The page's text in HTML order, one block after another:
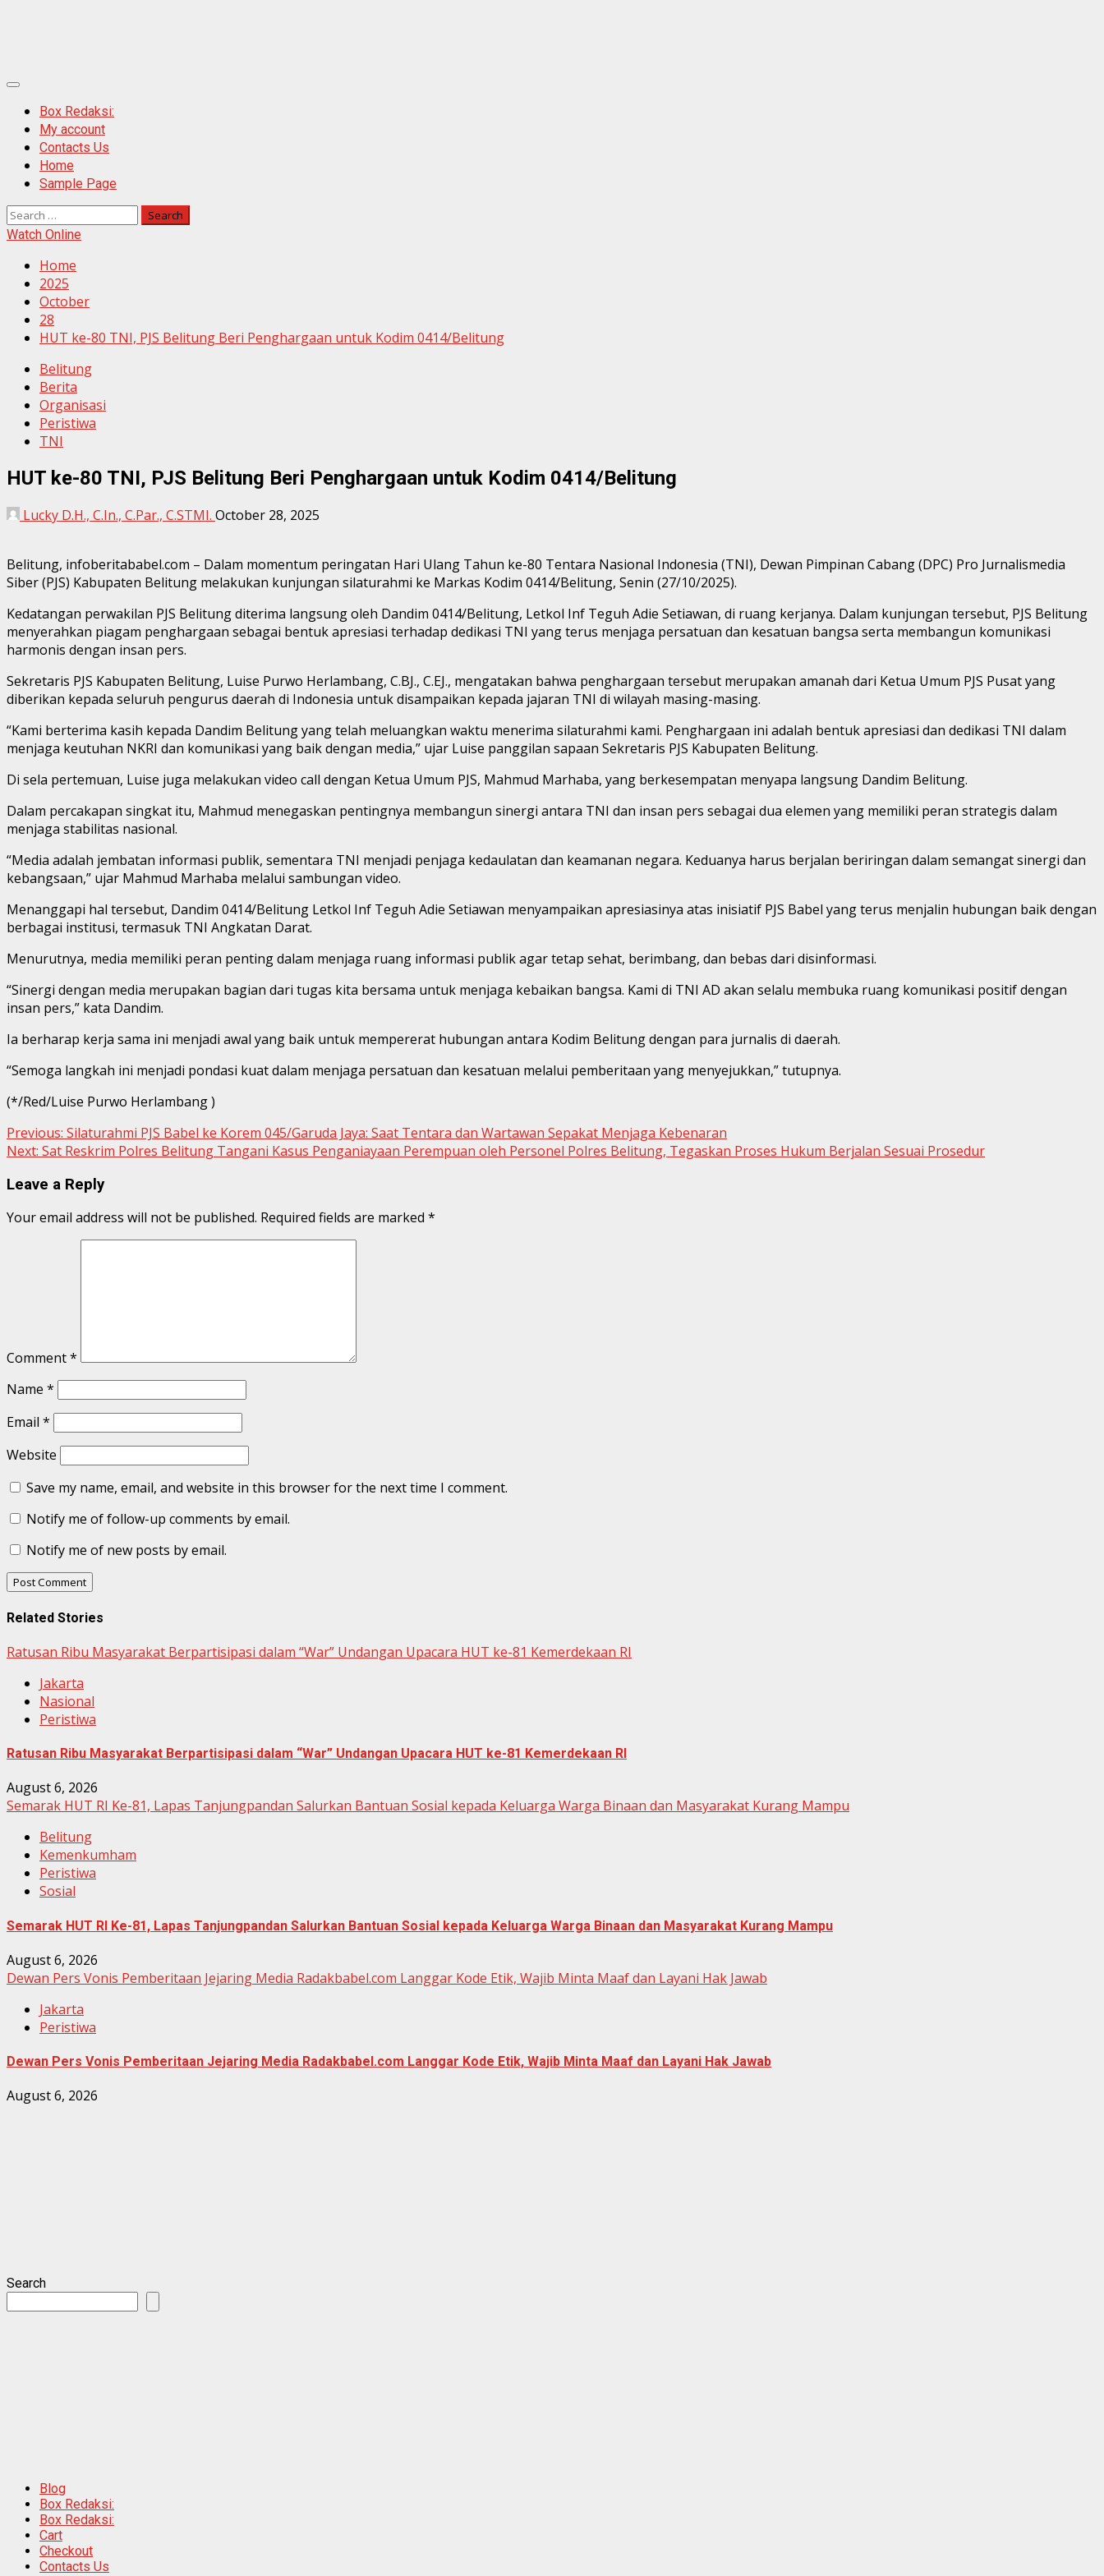
Primary
MenuBox Redaksi:
My account
Contacts Us
Home
Sample Page
Search
for:
Watch Online
Home
2025
October
28
HUT ke-80 TNI, PJS Belitung Beri Penghargaan untuk Kodim 0414/Belitung
Belitung
Berita
Organisasi
Peristiwa
TNI
HUT ke-80 TNI, PJS Belitung Beri Penghargaan untuk Kodim 0414/Belitung
Lucky D.H., C.In., C.Par., C.STMI. October 28, 2025
Belitung, infoberitababel.com – Dalam momentum peringatan Hari Ulang Tahun ke-80 Tentara Nasional Indonesia (TNI), Dewan Pimpinan Cabang (DPC) Pro Jurnalismedia
Siber (PJS) Kabupaten Belitung melakukan kunjungan silaturahmi ke Markas Kodim 0414/Belitung, Senin (27/10/2025).
Kedatangan perwakilan PJS Belitung diterima langsung oleh Dandim 0414/Belitung, Letkol Inf Teguh Adie Setiawan, di ruang kerjanya. Dalam kunjungan tersebut, PJS Belitung
menyerahkan piagam penghargaan sebagai bentuk apresiasi terhadap dedikasi TNI yang terus menjaga persatuan dan kesatuan bangsa serta membangun komunikasi
harmonis dengan insan pers.
Sekretaris PJS Kabupaten Belitung, Luise Purwo Herlambang, C.BJ., C.EJ., mengatakan bahwa penghargaan tersebut merupakan amanah dari Ketua Umum PJS Pusat yang
diberikan kepada seluruh pengurus daerah di Indonesia untuk disampaikan kepada jajaran TNI di wilayah masing-masing.
“Kami berterima kasih kepada Dandim Belitung yang telah meluangkan waktu menerima silaturahmi kami. Penghargaan ini adalah bentuk apresiasi dan dedikasi TNI dalam
menjaga keutuhan NKRI dan komunikasi yang baik dengan media,” ujar Luise panggilan sapaan Sekretaris PJS Kabupaten Belitung.
Di sela pertemuan, Luise juga melakukan video call dengan Ketua Umum PJS, Mahmud Marhaba, yang berkesempatan menyapa langsung Dandim Belitung.
Dalam percakapan singkat itu, Mahmud menegaskan pentingnya membangun sinergi antara TNI dan insan pers sebagai dua elemen yang memiliki peran strategis dalam
menjaga stabilitas nasional.
“Media adalah jembatan informasi publik, sementara TNI menjadi penjaga kedaulatan dan keamanan negara. Keduanya harus berjalan beriringan dalam semangat sinergi dan
kebangsaan,” ujar Mahmud Marhaba melalui sambungan video.
Menanggapi hal tersebut, Dandim 0414/Belitung Letkol Inf Teguh Adie Setiawan menyampaikan apresiasinya atas inisiatif PJS Babel yang terus menjalin hubungan baik dengan
berbagai institusi, termasuk TNI Angkatan Darat.
Menurutnya, media memiliki peran penting dalam menjaga ruang informasi publik agar tetap sehat, berimbang, dan bebas dari disinformasi.
“Sinergi dengan media merupakan bagian dari tugas kita bersama untuk menjaga kebaikan bangsa. Kami di TNI AD akan selalu membuka ruang komunikasi positif dengan
insan pers,” kata Dandim.
Ia berharap kerja sama ini menjadi awal yang baik untuk mempererat hubungan antara Kodim Belitung dengan para jurnalis di daerah.
“Semoga langkah ini menjadi pondasi kuat dalam menjaga persatuan dan kesatuan melalui pemberitaan yang menyejukkan,” tutupnya.
(*/Red/Luise Purwo Herlambang )
Continue
Reading
Previous: Silaturahmi PJS Babel ke Korem 045/Garuda Jaya: Saat Tentara dan Wartawan Sepakat Menjaga Kebenaran
Next: Sat Reskrim Polres Belitung Tangani Kasus Penganiayaan Perempuan oleh Personel Polres Belitung, Tegaskan Proses Hukum Berjalan Sesuai Prosedur
Leave a Reply
Your email address will not be published. Required fields are marked *
Comment*
Name *
Email *
Website
Save my name, email, and website in this browser for the next time I comment.
Notify me of follow-up comments by email.
Notify me of new posts by email.
Related Stories
Ratusan Ribu Masyarakat Berpartisipasi dalam “War” Undangan Upacara HUT ke-81 Kemerdekaan RI
Jakarta
Nasional
Peristiwa
Ratusan Ribu Masyarakat Berpartisipasi dalam “War” Undangan Upacara HUT ke-81 Kemerdekaan RI
August 6, 2026
Semarak HUT RI Ke-81, Lapas Tanjungpandan Salurkan Bantuan Sosial kepada Keluarga Warga Binaan dan Masyarakat Kurang Mampu
Belitung
Kemenkumham
Peristiwa
Sosial
Semarak HUT RI Ke-81, Lapas Tanjungpandan Salurkan Bantuan Sosial kepada Keluarga Warga Binaan dan Masyarakat Kurang Mampu
August 6, 2026
Dewan Pers Vonis Pemberitaan Jejaring Media Radakbabel.com Langgar Kode Etik, Wajib Minta Maaf dan Layani Hak Jawab
Jakarta
Peristiwa
Dewan Pers Vonis Pemberitaan Jejaring Media Radakbabel.com Langgar Kode Etik, Wajib Minta Maaf dan Layani Hak Jawab
August 6, 2026
Search
Blog
Box Redaksi:
Box Redaksi:
Cart
Checkout
Contacts Us